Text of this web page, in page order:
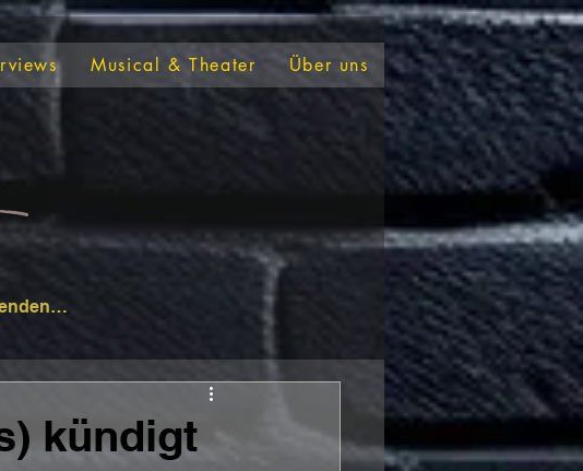
Musical & Theater Über uns
kündigt